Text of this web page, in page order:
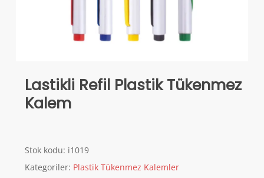
Lastikli Refil Plastik Tükenmez
Kalem
Stok kodu: i1019
Kategoriler: Plastik Tükenmez Kalemler